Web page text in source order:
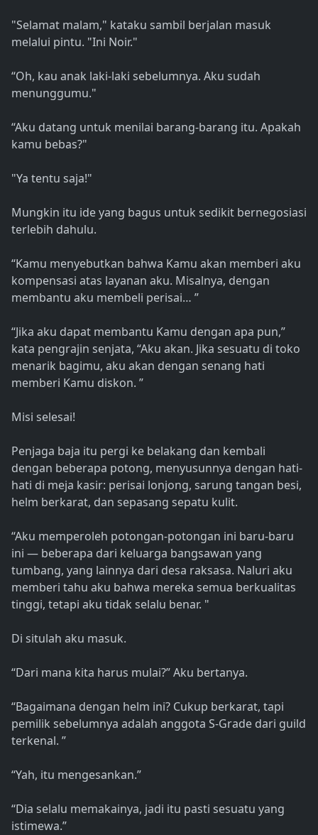
"Selamat malam," kataku sambil berjalan masuk
melalui pintu. "Ini Noir."
“Oh, kau anak laki-laki sebelumnya. Aku sudah
menunggumu."
“Aku datang untuk menilai barang-barang itu. Apakah
kamu bebas?"
"Ya tentu saja!"
Mungkin itu ide yang bagus untuk sedikit bernegosiasi
terlebih dahulu.
“Kamu menyebutkan bahwa Kamu akan memberi aku
kompensasi atas layanan aku. Misalnya, dengan
membantu aku membeli perisai… ”
“Jika aku dapat membantu Kamu dengan apa pun,”
kata pengrajin senjata, “Aku akan. Jika sesuatu di toko
menarik bagimu, aku akan dengan senang hati
memberi Kamu diskon. ”
Misi selesai!
Penjaga baja itu pergi ke belakang dan kembali
dengan beberapa potong, menyusunnya dengan hati-
hati di meja kasir: perisai lonjong, sarung tangan besi,
helm berkarat, dan sepasang sepatu kulit.
“Aku memperoleh potongan-potongan ini baru-baru
ini — beberapa dari keluarga bangsawan yang
tumbang, yang lainnya dari desa raksasa. Naluri aku
memberi tahu aku bahwa mereka semua berkualitas
tinggi, tetapi aku tidak selalu benar. "
Di situlah aku masuk.
“Dari mana kita harus mulai?” Aku bertanya.
“Bagaimana dengan helm ini? Cukup berkarat, tapi
pemilik sebelumnya adalah anggota S-Grade dari guild
terkenal. ”
“Yah, itu mengesankan.”
“Dia selalu memakainya, jadi itu pasti sesuatu yang
istimewa.”